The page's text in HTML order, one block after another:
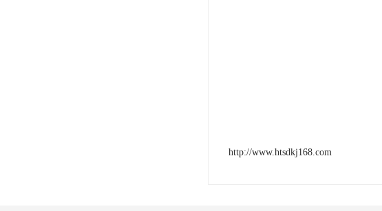
http://www.htsdkj168.com